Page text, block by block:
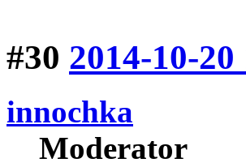
#30 2014-10-
innochka
Moderator